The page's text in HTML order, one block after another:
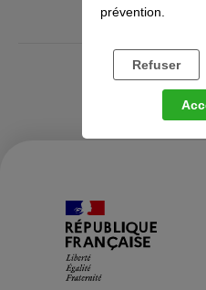
JE ME
JE CRÉE
prévention.
Refuser